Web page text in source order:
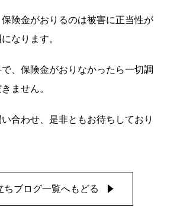
険金がおりるのは被害に正当性が
なります。
、保険金がおりなかったら一切調
ません。
合わせ、是非ともお待ちしており
ちブログ一覧へもどる